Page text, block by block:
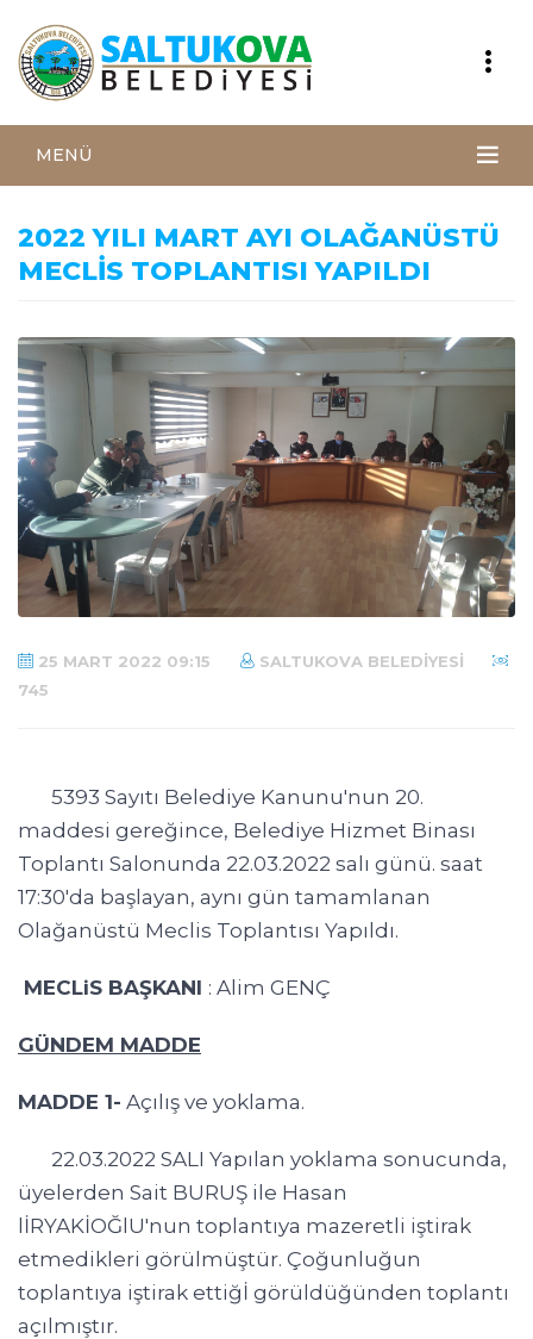
MENÜ
2022 YILI MART AYI OLAĞANÜSTÜ
MECLİS TOPLANTISI YAPILDI
25 MART 2022 09:15
SALTUKOVA BELEDIYESI
745
5393 Sayıtı Belediye Kanunu'nun 20.
maddesi gereğince, Belediye Hizmet Binası
Toplantı Salonunda 22.03.2022 salı günü. saat
17:30'da başlayan, aynı gün tamamlanan
Olağanüstü Meclis Toplantısı Yapıldı.
MECLiS BAŞKANI : Alim GENÇ
GÜNDEM MADDE
MADDE 1- Açılış ve yoklama.
22.03.2022 SALI Yapılan yoklama sonucunda,
üyelerden Sait BURUŞ ile Hasan
lİRYAKİOĞlU'nun toplantıya mazeretli iştirak
etmedikleri görülmüştür. Çoğunluğun
toplantıya iştirak ettiğİ görüldüğünden toplantı
açılmıştır.